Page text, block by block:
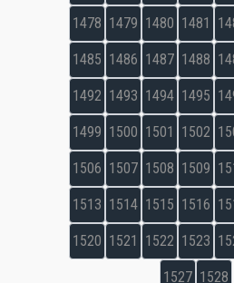
1478 1479 1480 1481
1485 1486 1487 1488
1492 1493 1494 1495
1499 1500 1501 1502
1506 1507 1508 1509
1513 1514 1515 1516
1520 1521 1522 1523
1527 1528